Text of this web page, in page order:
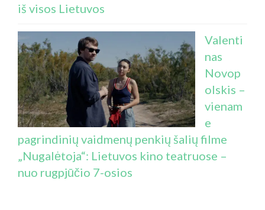
iš visos Lietuvos
Valenti
nas
Novop
olskis –
vienam
e
pagrindinių vaidmenų penkių šalių filme
„Nugalėtoja“: Lietuvos kino teatruose –
nuo rugpjūčio 7-osios